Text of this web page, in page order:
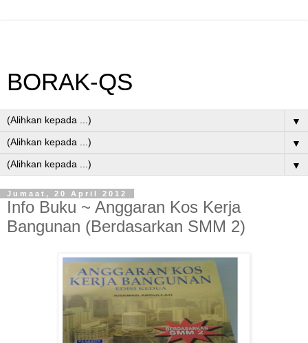
BORAK-QS
▼
▼
▼
Jumaat, 20 April 2012
Info Buku ~ Anggaran Kos Kerja
Bangunan (Berdasarkan SMM 2)